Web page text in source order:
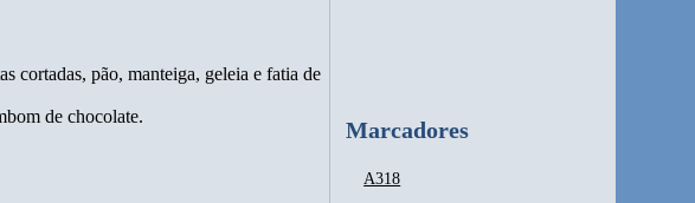
cortadas, pão, manteiga, geleia e fatia de
de chocolate.
Marcadores
A318